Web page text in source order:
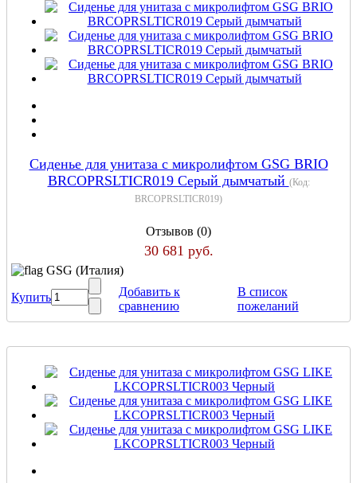
Сиденье для унитаза с микролифтом GSG BRIO
BRCOPRSLTICR019 Серый дымчатый (Код:
BRCOPRSLTICR019)
Отзывов (0)
30 681 руб.
GSG (Италия)
Купить
Добавить к
сравнению
В список
пожеланий